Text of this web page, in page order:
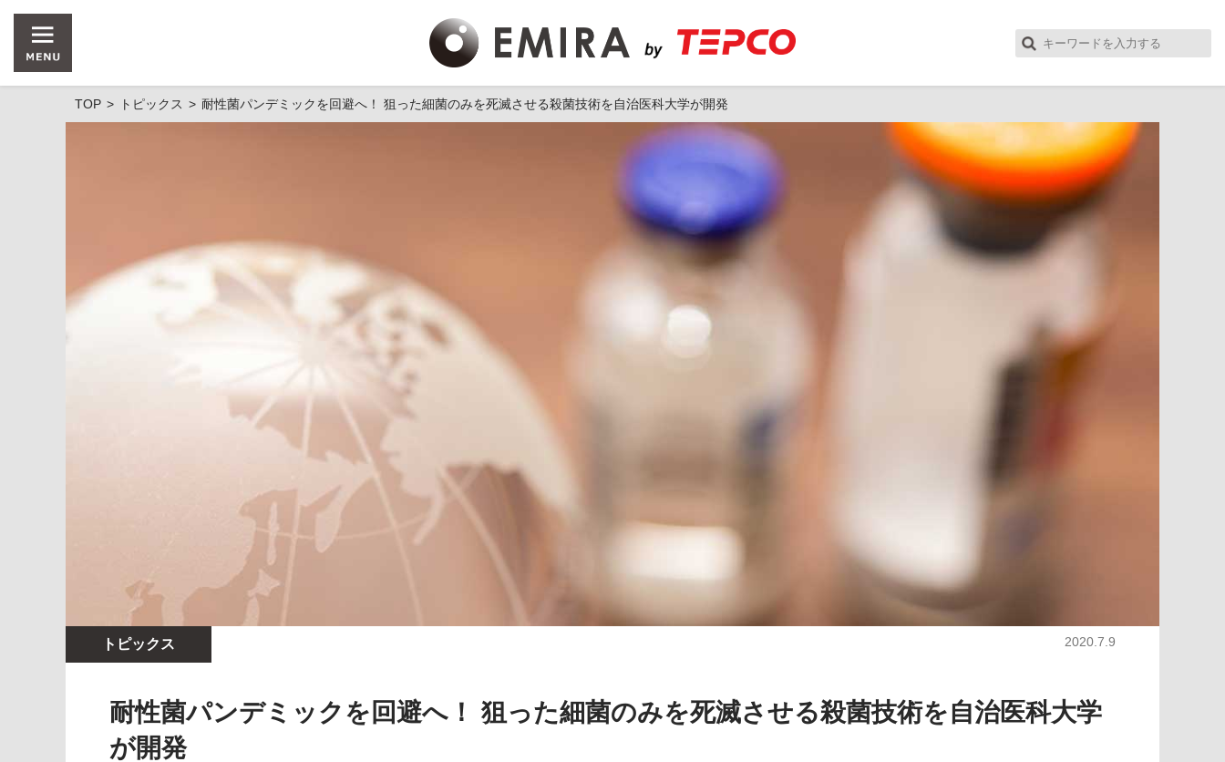
TOP トピックス 耐性菌パンデミックを回避へ！ 狙った細菌のみを死滅させる殺菌技術を自治医科大学が開発
トピックス 2020.7.9
耐性菌パンデミックを回避へ！ 狙った細菌のみを死滅させる殺菌技術を自治医科大学
が開発